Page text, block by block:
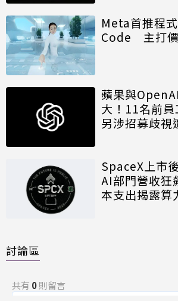
Meta首推程
Code 主打
蘋果與
大！11名前
另涉招募歧視
SpaceX上市
AI部門營收狂
本支出揭露算
討論區
共有 0則留言